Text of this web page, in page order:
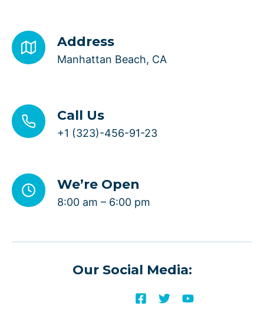
Address
Manhattan Beach, CA
Call Us
+1 (323)-456-91-23
We’re Open
8:00 am – 6:00 pm
Our Social Media: